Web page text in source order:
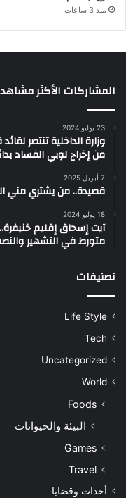
منذ 3 ساعات
المشاركات الأكثر
23 يوليو 2024
وزارة الداخلية تنتصر
من إخراج لوبي الفساد
7 أبريل 2025
قصيدة.. من يشتري مني
18 يوليو 2024
آيت إسحاق إقليم
متورط في التشهير
تصنيفات
Life Style
Tech
Uncategorized
World
Foods
البيئة والحيوانات
Games
Travel
أحداث وقضايا